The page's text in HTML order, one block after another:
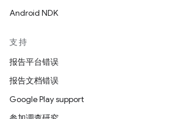
Android NDK
支持
报告平台错误
报告文档错误
Google Play support